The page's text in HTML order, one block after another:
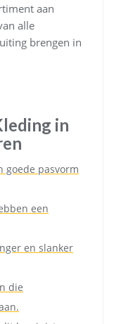
aan
alle
brengen in
in
goede pasvorm
een
en slanker
die